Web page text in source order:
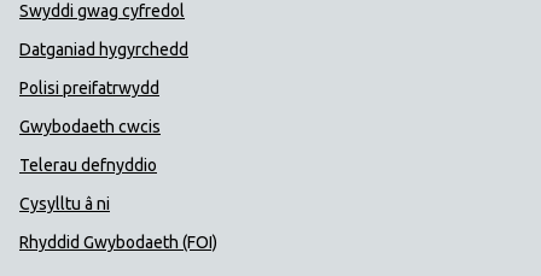
Swyddi gwag cyfredol
Datganiad hygyrchedd
Polisi preifatrwydd
Gwybodaeth cwcis
Telerau defnyddio
Cysylltu â ni
Rhyddid Gwybodaeth (FOI)